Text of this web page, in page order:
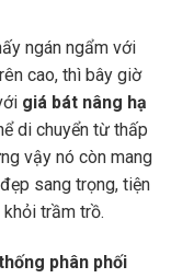
ngán ngẩm với
cao, thì bây giờ
giá bát nâng hạ
di chuyển từ thấp
vậy nó còn mang
sang trọng, tiện
trầm trồ.
phân phối